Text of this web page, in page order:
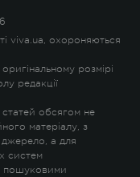
viva.ua, охороняються
розмірі
редакції
статей обсягом не
матеріалу, з
а для
систем
пошуковими